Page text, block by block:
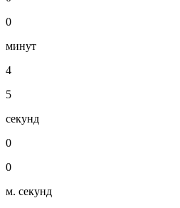
0
минут
4
5
секунд
0
0
м. секунд